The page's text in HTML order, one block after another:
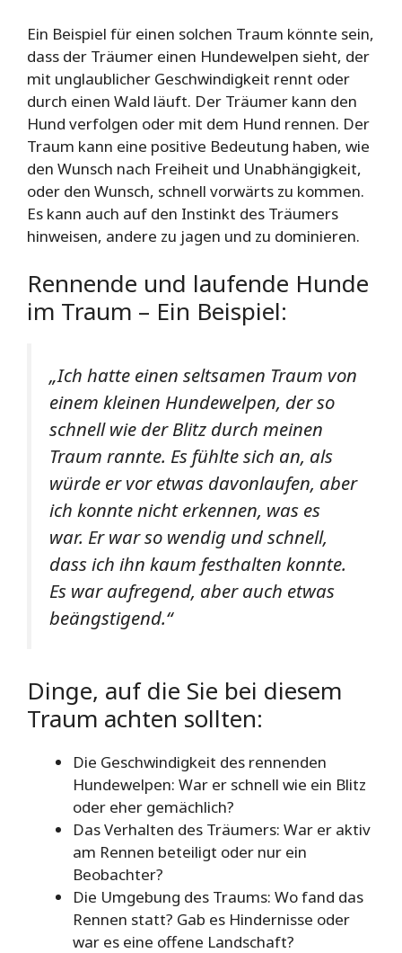
Ein Beispiel für einen solchen Traum könnte sein,
dass der Träumer einen Hundewelpen sieht, der
mit unglaublicher Geschwindigkeit rennt oder
durch einen Wald läuft. Der Träumer kann den
Hund verfolgen oder mit dem Hund rennen. Der
Traum kann eine positive Bedeutung haben, wie
den Wunsch nach Freiheit und Unabhängigkeit,
oder den Wunsch, schnell vorwärts zu kommen.
Es kann auch auf den Instinkt des Träumers
hinweisen, andere zu jagen und zu dominieren.
Rennende und laufende Hunde
im Traum – Ein Beispiel:
„Ich hatte einen seltsamen Traum von
einem kleinen Hundewelpen, der so
schnell wie der Blitz durch meinen
Traum rannte. Es fühlte sich an, als
würde er vor etwas davonlaufen, aber
ich konnte nicht erkennen, was es
war. Er war so wendig und schnell,
dass ich ihn kaum festhalten konnte.
Es war aufregend, aber auch etwas
beängstigend.“
Dinge, auf die Sie bei diesem
Traum achten sollten:
Die Geschwindigkeit des rennenden
Hundewelpen: War er schnell wie ein Blitz
oder eher gemächlich?
Das Verhalten des Träumers: War er aktiv
am Rennen beteiligt oder nur ein
Beobachter?
Die Umgebung des Traums: Wo fand das
Rennen statt? Gab es Hindernisse oder
war es eine offene Landschaft?